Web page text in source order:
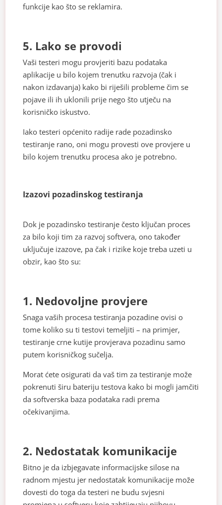
funkcije kao što se reklamira.
5. Lako se provodi
Vaši testeri mogu provjeriti bazu podataka
aplikacije u bilo kojem trenutku razvoja (čak i
nakon izdavanja) kako bi riješili probleme čim se
pojave ili ih uklonili prije nego što utječu na
korisničko iskustvo.
Iako testeri općenito radije rade pozadinsko
testiranje rano, oni mogu provesti ove provjere u
bilo kojem trenutku procesa ako je potrebno.
Izazovi pozadinskog testiranja
Dok je pozadinsko testiranje često ključan proces
za bilo koji tim za razvoj softvera, ono također
uključuje izazove, pa čak i rizike koje treba uzeti u
obzir, kao što su:
1. Nedovoljne provjere
Snaga vaših procesa testiranja pozadine ovisi o
tome koliko su ti testovi temeljiti – na primjer,
testiranje crne kutije provjerava pozadinu samo
putem korisničkog sučelja.
Morat ćete osigurati da vaš tim za testiranje može
pokrenuti širu bateriju testova kako bi mogli jamčiti
da softverska baza podataka radi prema
očekivanjima.
2. Nedostatak komunikacije
Bitno je da izbjegavate informacijske silose na
radnom mjestu jer nedostatak komunikacije može
dovesti do toga da testeri ne budu svjesni